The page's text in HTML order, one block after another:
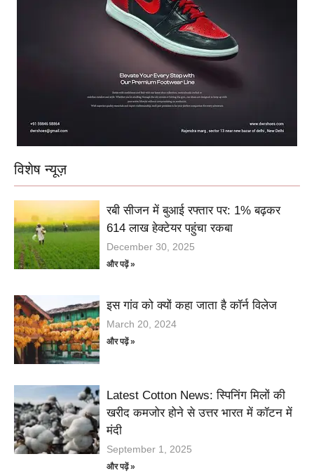
विशेष न्यूज़
रबी सीजन में बुआई रफ्तार पर: 1% बढ़कर
614 लाख हेक्टेयर पहुंचा रकबा
December 30, 2025
और पढ़ें »
इस गांव को क्यों कहा जाता है कॉर्न विलेज
March 20, 2024
और पढ़ें »
Latest Cotton News: स्पिनिंग मिलों की
खरीद कमजोर होने से उत्तर भारत में कॉटन में
मंदी
September 1, 2025
और पढ़ें »